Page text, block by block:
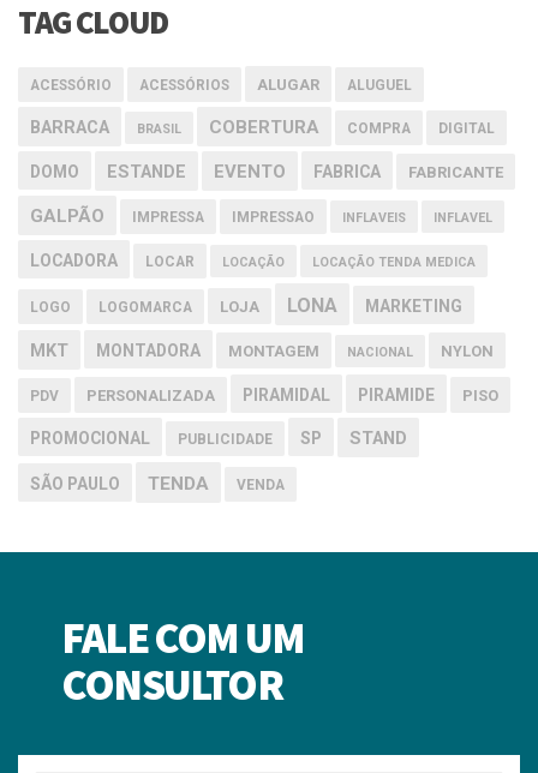
TAG CLOUD
ACESSÓRIO ACESSÓRIOS ALUGAR ALUGUEL
BARRACA BRASIL COBERTURA COMPRA DIGITAL
DOMO ESTANDE EVENTO FABRICA FABRICANTE
GALPÃO IMPRESSA IMPRESSAO INFLAVEIS INFLAVEL
LOCADORA LOCAR LOCAÇÃO LOCAÇÃO TENDA MEDICA
LOGO LOGOMARCA LOJA LONA MARKETING
MKT MONTADORA MONTAGEM NACIONAL NYLON
PDV PERSONALIZADA PIRAMIDAL PIRAMIDE PISO
PROMOCIONAL PUBLICIDADE SP STAND
SÃO PAULO TENDA VENDA
FALE COM UM
CONSULTOR